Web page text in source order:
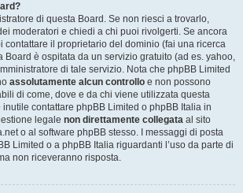
di questa Board. Se non riesci a trovarlo,
moderatori e chiedi a chi puoi rivolgerti. Se ancora
contattare il proprietario del dominio (fai una ricerca
Board è ospitata da un servizio gratuito (ad es. yahoo,
di tale servizio. Nota che phpBB Limited
assolutamente alcun controllo e non possono
di come, dove e da chi viene utilizzata questa
inutile contattare phpBB Limited o phpBB Italia in
legale non direttamente collegata al sito
o al software phpBB stesso. I messaggi di posta
Limited o a phpBB Italia riguardanti l’uso da parte di
non riceveranno risposta.